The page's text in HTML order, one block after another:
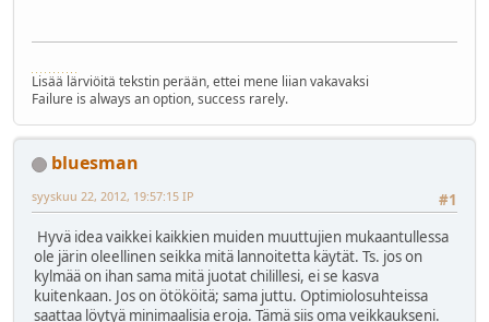
Lisää lärviöitä tekstin perään, ettei mene liian vakavaksi
Failure is always an option, success rarely.
bluesman
#1
syyskuu 22, 2012, 19:57:15 IP
Hyvä idea vaikkei kaikkien muiden muuttujien mukaantullessa
ole järin oleellinen seikka mitä lannoitetta käytät. Ts. jos on
kylmää on ihan sama mitä juotat chilillesi, ei se kasva
kuitenkaan. Jos on ötököitä; sama juttu. Optimiolosuhteissa
saattaa löytyä minimaalisia eroja. Tämä siis oma veikkaukseni.